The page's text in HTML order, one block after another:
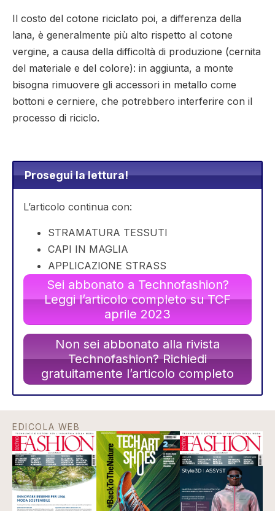
Il costo del cotone riciclato poi, a differenza della
lana, è generalmente più alto rispetto al cotone
vergine, a causa della difficoltà di produzione (cernita
del materiale e del colore): in aggiunta, a monte
bisogna rimuovere gli accessori in metallo come
bottoni e cerniere, che potrebbero interferire con il
processo di riciclo.
Prosegui la lettura!
L’articolo continua con:
STRAMATURA TESSUTI
CAPI IN MAGLIA
APPLICAZIONE STRASS
Sei abbonato a Technofashion?
Leggi l’articolo completo su TCF
aprile 2023
Non sei abbonato alla rivista
Technofashion? Richiedi
gratuitamente l’articolo completo
EDICOLA WEB